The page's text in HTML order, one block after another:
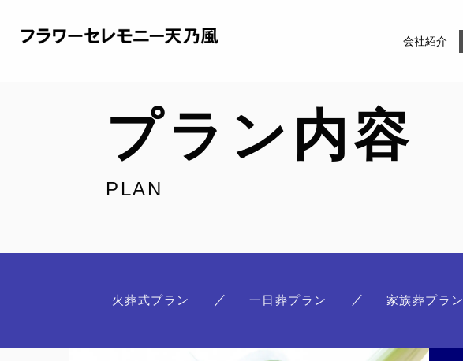
会社紹介
プラン内容
PLAN
火葬式プラン 一日葬プラン 家族葬プラン